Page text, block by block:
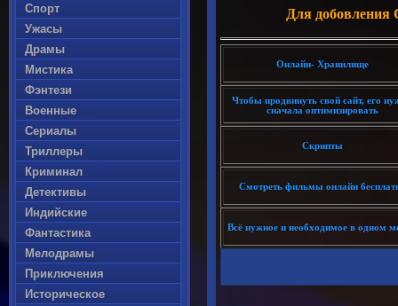
Спорт
Ужасы
Драмы
Мистика
Фэнтези
Военные
Сериалы
Триллеры
Криминал
Детективы
Индийские
Фантастика
Мелодрамы
Приключения
Историческое
Для
Онлайн- Хранилище
Чтобы продвинуть свой сайт, его
сначала оптимизировать
Скрипты
Смотреть фильмы онлайн
Всё нужное и необходимое в одном